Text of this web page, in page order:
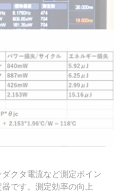
クタ電流など測定ポイン
です。測定効率の向上